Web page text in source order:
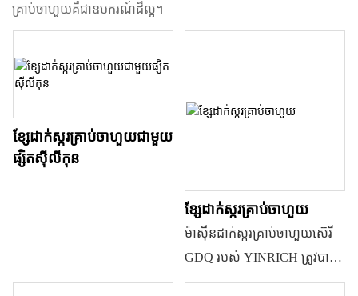
គ្រាប់ចាហួយគឺជាឧបករណ៍ដ៏ល្អ។
ខ្សែដាក់ស្ករគ្រាប់ចាហួយជាមួយ
ផ្សិតស៊ីលីកុន
ខ្សែដាក់ស្ករគ្រាប់ចាហួយ
ម៉ាស៊ីនដាក់ស្ករគ្រាប់ចាហួយស៊េរី
GDQ របស់ YINRICH ត្រូវបាន
រចនាឡើងជាពិសេសសម្រាប់ធ្វើស្ករ